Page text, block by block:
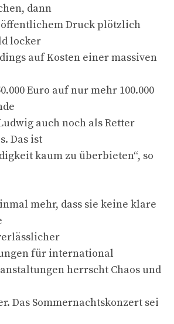
dann
öffentlichem Druck plötzlich
locker
auf Kosten einer massiven
Euro auf nur mehr 100.000
auch noch als Retter
Das ist
kaum zu überbieten“, so
mehr, dass sie keine klare
für international
herrscht Chaos und
Das Sommernachtskonzert sei